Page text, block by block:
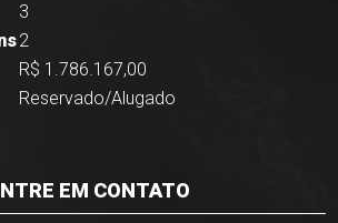
3
2
R$ 1.786.167,00
Reservado/Alugado
EM CONTATO